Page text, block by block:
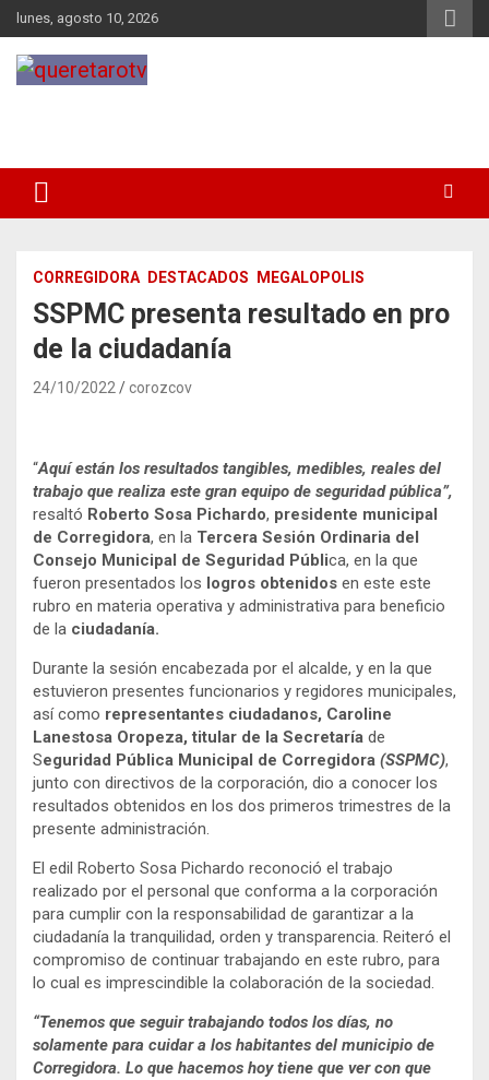
Saltar
al
contenido
lunes, agosto 10, 2026
CORREGIDORA DESTACADOS MEGALOPOLIS
SSPMC presenta resultado en pro
de la ciudadanía
24/10/2022 corozcov
“Aquí están los resultados tangibles, medibles, reales del
trabajo que realiza este gran equipo de seguridad pública”,
resaltó Roberto Sosa Pichardo, presidente municipal
de Corregidora, en la Tercera Sesión Ordinaria del
Consejo Municipal de Seguridad Pública, en la que
fueron presentados los logros obtenidos en este este
rubro en materia operativa y administrativa para beneficio
de la ciudadanía.
Durante la sesión encabezada por el alcalde, y en la que
estuvieron presentes funcionarios y regidores municipales,
así como representantes ciudadanos, Caroline
Lanestosa Oropeza, titular de la Secretaría de
Seguridad Pública Municipal de Corregidora (SSPMC),
junto con directivos de la corporación, dio a conocer los
resultados obtenidos en los dos primeros trimestres de la
presente administración.
El edil Roberto Sosa Pichardo reconoció el trabajo
realizado por el personal que conforma a la corporación
para cumplir con la responsabilidad de garantizar a la
ciudadanía la tranquilidad, orden y transparencia. Reiteró el
compromiso de continuar trabajando en este rubro, para
lo cual es imprescindible la colaboración de la sociedad.
“Tenemos que seguir trabajando todos los días, no
solamente para cuidar a los habitantes del municipio de
Corregidora. Lo que hacemos hoy tiene que ver con que